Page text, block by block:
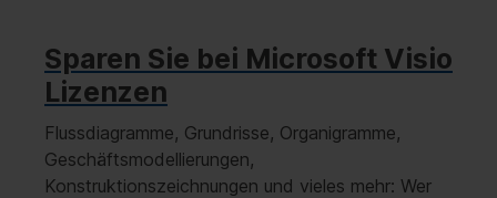
Sparen Sie bei Microsoft Visio
Lizenzen
Flussdiagramme, Grundrisse, Organigramme,
Geschäftsmodellierungen,
Konstruktionszeichnungen und vieles mehr: Wer